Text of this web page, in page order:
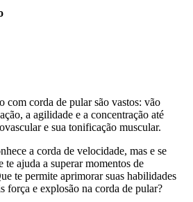
com corda de pular são vastos: vão
a agilidade e a concentração até
e sua tonificação muscular.
a corda de velocidade, mas e se
te ajuda a superar momentos de
te permite aprimorar suas habilidades
força e explosão na corda de pular?